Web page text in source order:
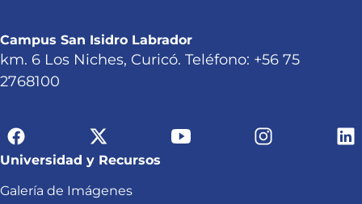
Campus San Isidro Labrador
km. 6 Los Niches, Curicó. Teléfono: +56 75
2768100
Universidad y Recursos
Galería de Imágenes